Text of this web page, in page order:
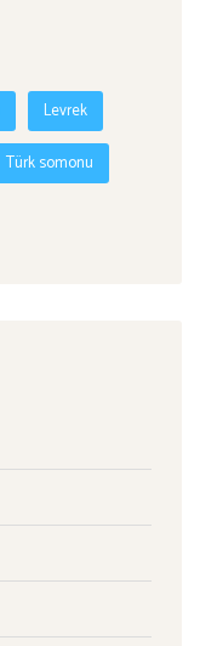
Levrek
Türk somonu